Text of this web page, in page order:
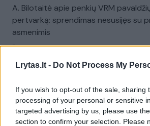
Lrytas.lt - Do Not Process My
If you wish to opt-out of the sale, sharing
processing of your personal or sensitive
targeted advertising by us, please use
section to confirm your selection. Please
A. Bilotaitė apie penkių VRM
pertvarką: sprendimas nesusijęs su
asmenimis
Žinios | Lietuvos diena
Kauno meras sprendimą laiko keistu
Žinios Lietuvos diena